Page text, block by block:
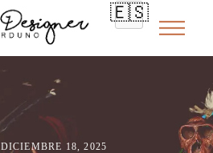
🇪🇸
DICIEMBRE 18, 2025